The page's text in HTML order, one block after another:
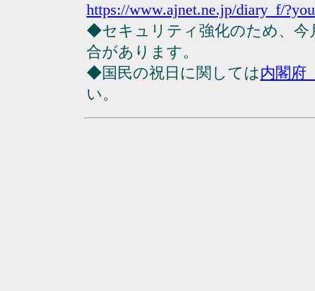
https://www.ajnet.ne.jp/diary_f/
◆セキュリティ強化のため、今
合があります。
◆国民の祝日に関しては内閣府
い。